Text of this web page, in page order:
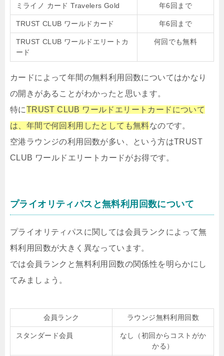
ミライノ カード Travelers Gold 年6回まで
TRUST CLUB ワールドカード 年6回まで
TRUST CLUB ワールドエリートカ
ード
何回でも無料
カードによって年間の無料利用回数についてはかなり
の開きがあることがわかったと思います。
特にTRUST CLUB ワールドエリートカードについて
は、年間で何回利用したとしても無料なのです。
空港ラウンジの利用回数が多い、という方はTRUST
CLUB ワールドエリートカードがお得です。
プライオリティパスと無料利用回数について
プライオリティパスに関しては会員ランクによって無
料利用回数が大きく異なっています。
では会員ランクと無料利用回数の関係性を明らかにし
てみましょう。
会員ランク ラウンジ無料利用回数
スタンダード会員
なし（初回からコストがか
かる）